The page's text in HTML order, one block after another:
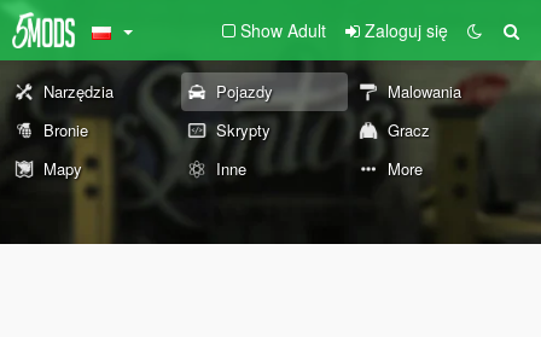
Show Adult Zaloguj się
Narzędzia Pojazdy
Malowania
Bronie
Skrypty
Gracz
Mapy
Inne More